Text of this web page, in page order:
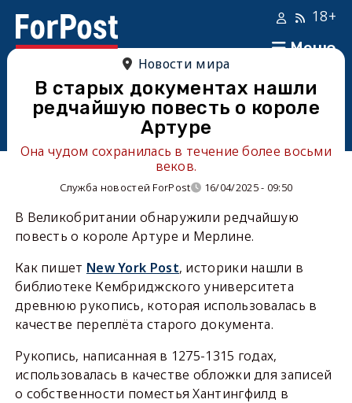
Меню
18+
Новости мира
В старых документах нашли
редчайшую повесть о короле
Артуре
Она чудом сохранилась в течение более восьми
веков.
Служба новостей ForPost 16/04/2025 - 09:50
В Великобритании обнаружили редчайшую
повесть о короле Артуре и Мерлине.
Как пишет New York Post, историки нашли в
библиотеке Кембриджского университета
древнюю рукопись, которая использовалась в
качестве переплёта старого документа.
Рукопись, написанная в 1275-1315 годах,
использовалась в качестве обложки для записей
о собственности поместья Хантингфилд в